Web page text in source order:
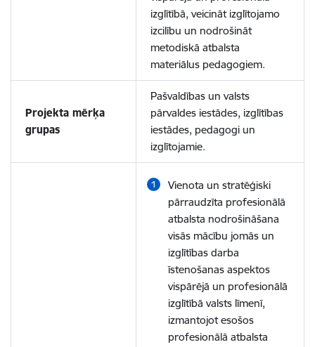
izglītībā, veicināt izglītojamo
izcilību un nodrošināt
metodiskā atbalsta
materiālus pedagogiem.
Projekta mērķa
grupas
Pašvaldības un valsts
pārvaldes iestādes, izglītības
iestādes, pedagogi un
izglītojamie.
Vienota un stratēģiski
pārraudzīta profesionālā
atbalsta nodrošināšana
visās mācību jomās un
izglītības darba
īstenošanas aspektos
vispārējā un profesionālā
izglītībā valsts līmenī,
izmantojot esošos
profesionālā atbalsta